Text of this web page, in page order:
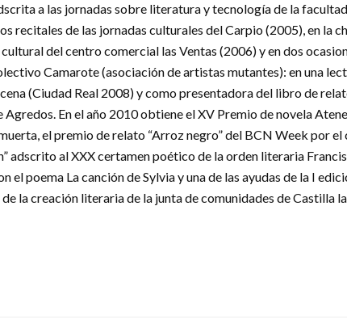
a las jornadas sobre literatura y tecnología de la
recitales de las jornadas culturales del Carpio (2005), en la
del centro comercial las Ventas (2006) y en dos
Camarote (asociación de artistas mutantes): en una
(Ciudad Real 2008) y como presentadora del libro de
En el año 2010 obtiene el XV Premio de novela
el premio de relato “Arroz negro” del BCN Week por el
adscrito al XXX certamen poético de la orden literaria
el poema La canción de Sylvia y una de las ayudas de la I
la creación literaria de la junta de comunidades de Castilla